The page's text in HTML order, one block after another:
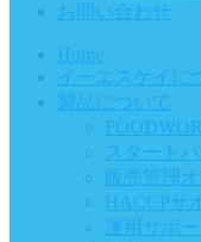
お問い合わせ
Home
イーエスケイに
製品について
スタート
販売管理
HACCPサ
運用サポー